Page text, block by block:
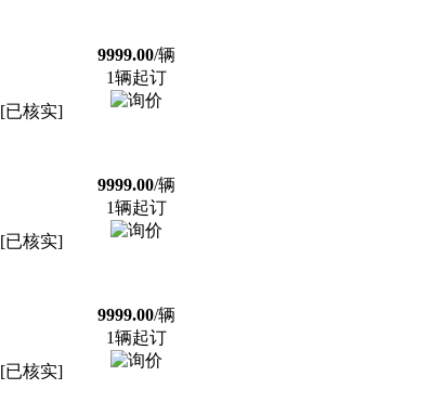
[已核实]
9999.00/辆
1辆起订
[已核实]
9999.00/辆
1辆起订
[已核实]
9999.00/辆
1辆起订